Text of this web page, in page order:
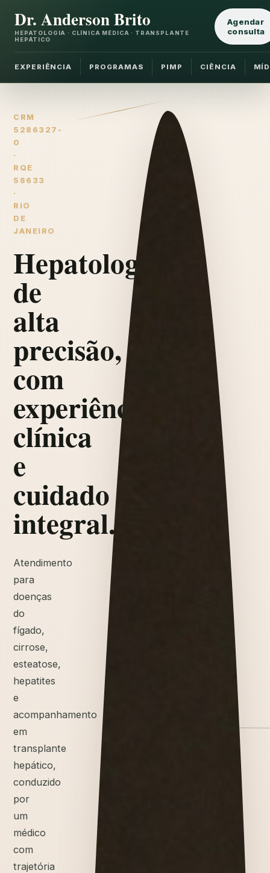
Dr. Anderson Brito
HEPATOLOGIA · CLÍNICA MÉDICA · TRANSPLANTE
HEPÁTICO
EXPERIÊNCIA PROGRAMAS PIMP CIÊNCIA
Agendar
consulta
CRM
5286327-
0
·
RQE
58633
·
RIO
DE
JANEIRO
Hepatologia
de
alta
precisão,
com
experiência
clínica
e
cuidado
integral.
Atendimento
para
doenças
do
fígado,
cirrose,
esteatose,
hepatites
e
acompanhamento
em
transplante
hepático,
conduzido
por
um
médico
com
trajetória